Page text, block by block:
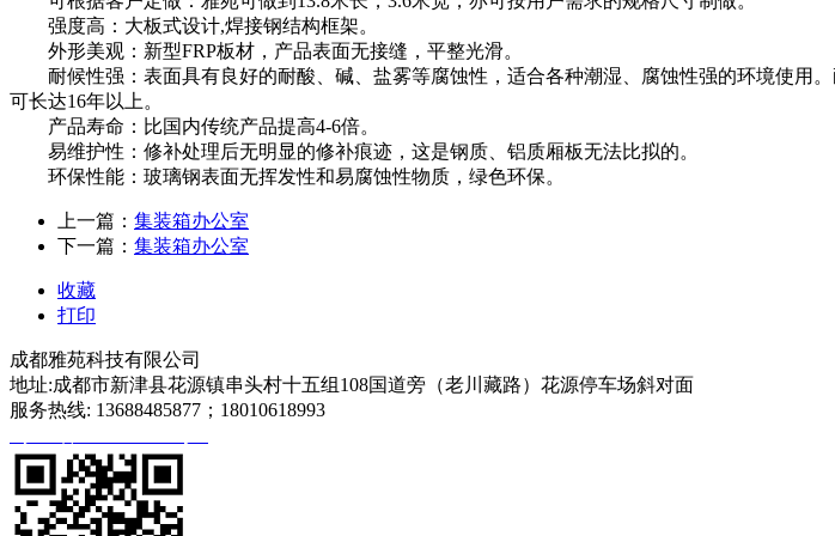
强度高：大板式设计,焊接钢结构框架。
外形美观：新型FRP板材，产品表面无接缝，平整光滑。
耐候性强：表面具有良好的耐酸、碱、盐雾等腐蚀性，适合各种潮湿、腐蚀性强的环境使用
可长达16年以上。
产品寿命：比国内传统产品提高4-6倍。
易维护性：修补处理后无明显的修补痕迹，这是钢质、铝质厢板无法比拟的。
环保性能：玻璃钢表面无挥发性和易腐蚀性物质，绿色环保。
上一篇： 集装箱办公室
下一篇： 集装箱办公室
收藏
打印
成都雅苑科技有限公司
地址:成都市新津县花源镇串头村十五组108国道旁（老川藏路）花源停车场斜对面
服务热线: 13688485877；18010618993